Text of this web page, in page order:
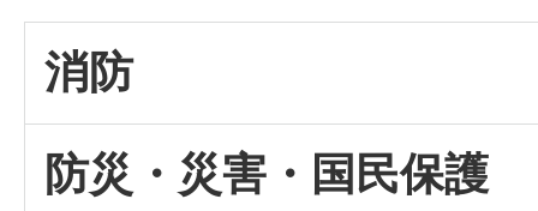
消防
防災・災害・国民保護